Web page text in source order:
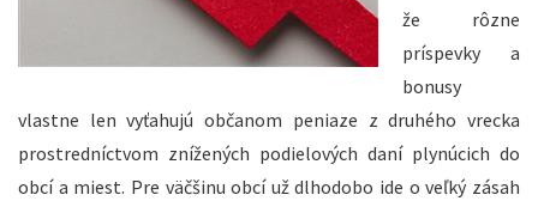
že rôzne
príspevky a
bonusy
vlastne len vyťahujú občanom peniaze z druhého vrecka
prostredníctvom znížených podielových daní plynúcich do
obcí a miest. Pre väčšinu obcí už dlhodobo ide o veľký zásah